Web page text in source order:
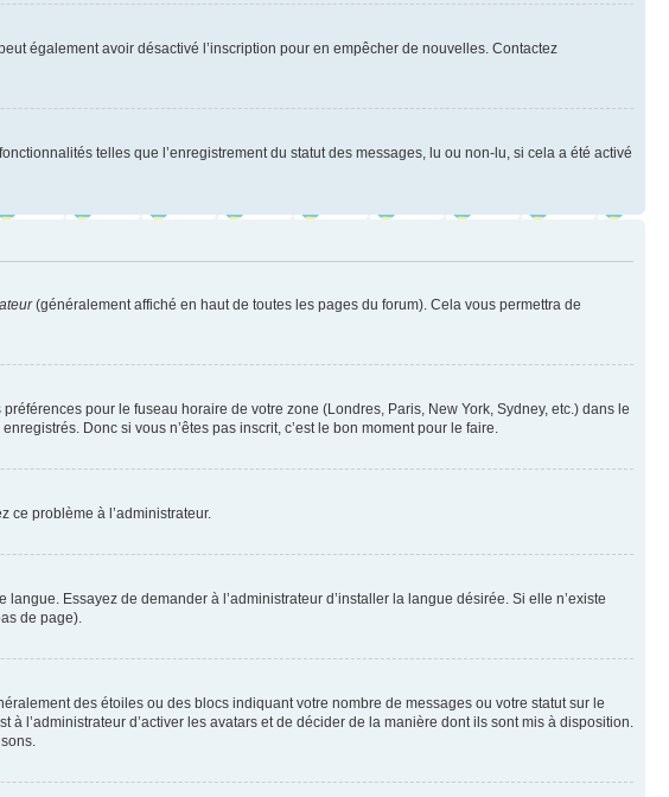
également avoir désactivé l’inscription pour en empêcher de nouvelles. Contactez
telles que l’enregistrement du statut des messages, lu ou non-lu, si cela a été activé
(généralement affiché en haut de toutes les pages du forum). Cela vous permettra de
pour le fuseau horaire de votre zone (Londres, Paris, New York, Sydney, etc.) dans le
Donc si vous n’êtes pas inscrit, c’est le bon moment pour le faire.
ce problème à l’administrateur.
Essayez de demander à l’administrateur d’installer la langue désirée. Si elle n’existe
de page).
des étoiles ou des blocs indiquant votre nombre de messages ou votre statut sur le
l’administrateur d’activer les avatars et de décider de la manière dont ils sont mis à disposition.